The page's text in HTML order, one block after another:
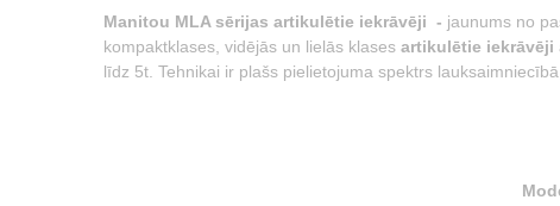
Manitou MLA sērijas artikulētie iekrāvēji - jaunums no
kompaktklases, vidējās un lielās klases artikulētie iekrāvēji
līdz 5t. Tehnikai ir plašs pielietojuma spektrs